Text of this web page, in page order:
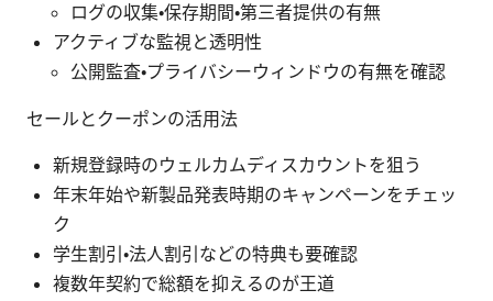
ログの収集・保存期間・第三者提供の有無
アクティブな監視と透明性
公開監査・プライバシーウィンドウの有無を確認
セールとクーポンの活用法
新規登録時のウェルカムディスカウントを狙う
年末年始や新製品発表時期のキャンペーンをチェッ
ク
学生割引・法人割引などの特典も要確認
複数年契約で総額を抑えるのが王道